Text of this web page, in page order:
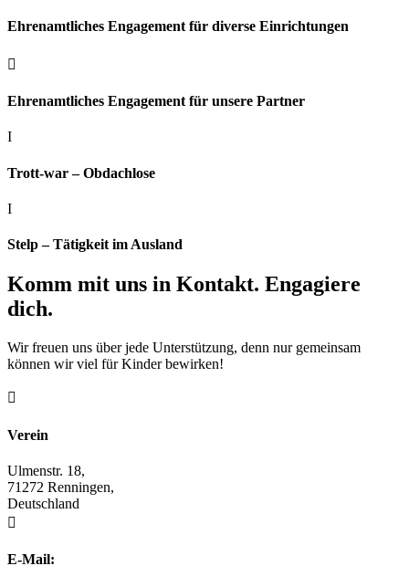
Ehrenamtliches Engagement für diverse Einrichtungen

Ehrenamtliches Engagement für unsere Partner
I
Trott-war – Obdachlose
I
Stelp – Tätigkeit im Ausland
Komm mit uns in Kontakt. Engagiere
dich.
Wir freuen uns über jede Unterstützung, denn nur gemeinsam
können wir viel für Kinder bewirken!

Verein
Ulmenstr. 18,
71272 Renningen,
Deutschland

E-Mail: